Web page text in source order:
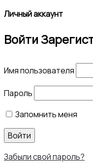
Личный аккаунт
Войти
Имя пользователя
Пароль
Запомнить меня
Войти
Забыли свой пароль?